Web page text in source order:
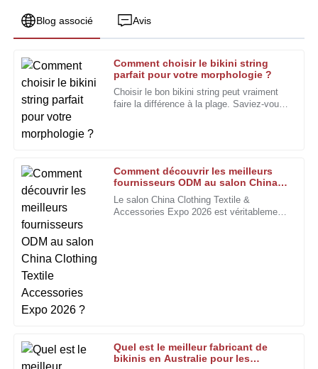
Blog associé Avis
Comment choisir le bikini string
parfait pour votre morphologie ?
Choisir le bon bikini string peut vraiment
faire la différence à la plage. Saviez-vous
Comment découvrir les meilleurs
fournisseurs ODM au salon China
Clothing Textile Accessories Expo
2026 ?
Le salon China Clothing Textile &
Accessories Expo 2026 est véritablement
Quel est le meilleur fabricant de
bikinis en Australie pour les
R
Robert
Jackson
La qualité exceptionnelle et l'équipe d'assistance très
S
Samuel
Rivera
Qualité générale impressionnante. L'équipe du service
après-vente a été d'un soutien exceptionnel.
22 Janvier
Je suis extrêmement satisfait de la qualité du produit et du